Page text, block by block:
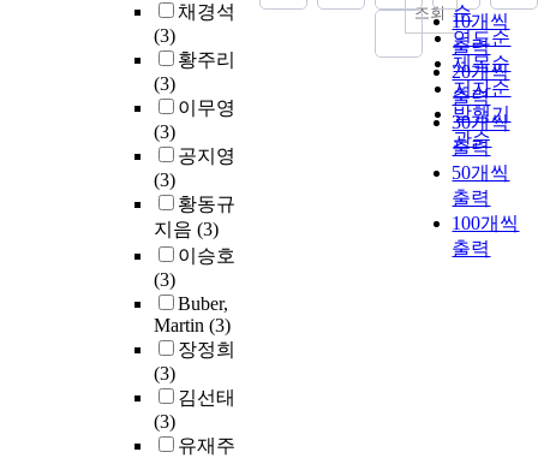
채경석
(3)
황주리
(3)
이무영
(3)
공지영
(3)
황동규
지음 (3)
이승호
(3)
Buber,
Martin (3)
장정희
(3)
김선태
(3)
유재주
순
연도순
제목순
저자순
발행기
관순
10개씩
출력
20개씩
출력
30개씩
출력
50개씩
출력
100개씩
출력
조회